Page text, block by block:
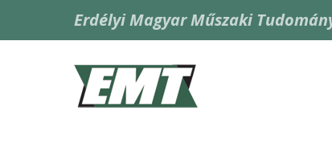
tartalomra
Erdélyi Magyar Műszaki
Fő
navigáció